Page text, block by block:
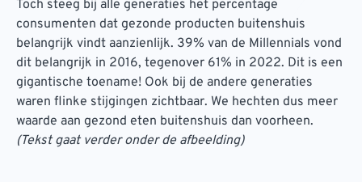
Toch steeg bij alle generaties het percentage
consumenten dat gezonde producten buitenshuis
belangrijk vindt aanzienlijk. 39% van de Millennials vond
dit belangrijk in 2016, tegenover 61% in 2022. Dit is een
gigantische toename! Ook bij de andere generaties
waren flinke stijgingen zichtbaar. We hechten dus meer
waarde aan gezond eten buitenshuis dan voorheen.
(Tekst gaat verder onder de afbeelding)